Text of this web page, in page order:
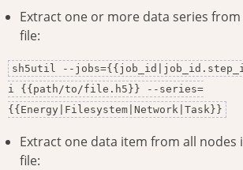
Extract one or more data series
file:
sh5util --
i {{path/to/file.h5}} --series=
{{Energy|Filesystem|Network|Task}}
Extract one data item from all nodes
file: